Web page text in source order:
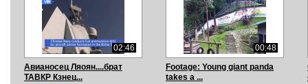
02:46
Авианосец Ляоян....брат
ТАВКР Кзнец...
00:48
Footage: Young giant panda
takes a ...